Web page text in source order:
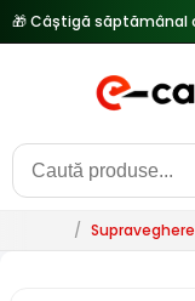
/ Supraveghere